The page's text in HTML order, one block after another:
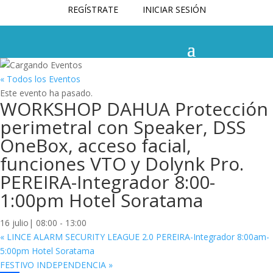
REGÍSTRATE INICIAR SESIÓN
« Todos los Eventos
Este evento ha pasado.
WORKSHOP DAHUA Protección
perimetral con Speaker, DSS
OneBox, acceso facial,
funciones VTO y Dolynk Pro.
PEREIRA-Integrador 8:00-
1:00pm Hotel Soratama
16 julio| 08:00 - 13:00
« LINCE ALARM SECURITY LEAGUE 2.0 PEREIRA-Integrador 8:00am-
5:00pm Hotel Soratama
FESTIVO INDEPENDENCIA »